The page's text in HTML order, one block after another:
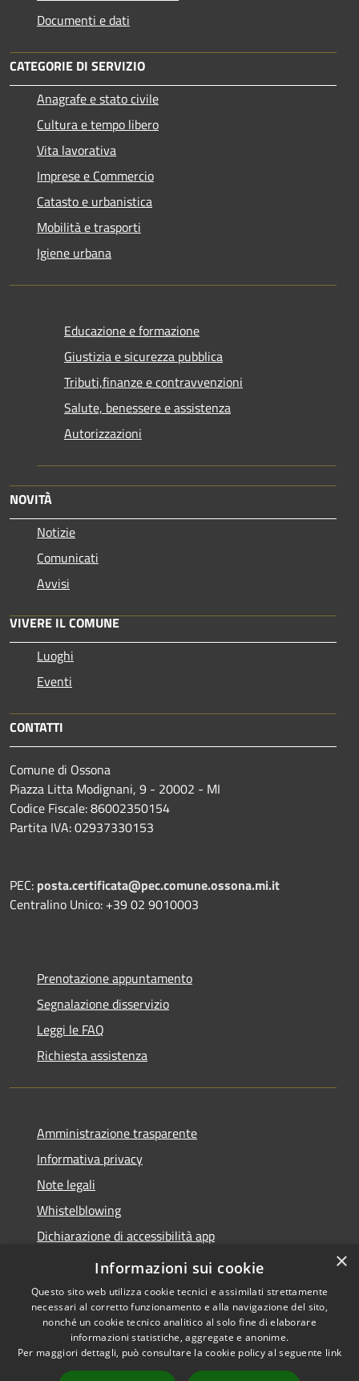
Documenti e dati
CATEGORIE DI SERVIZIO
Anagrafe e stato civile
Cultura e tempo libero
Vita lavorativa
Imprese e Commercio
Catasto e urbanistica
Mobilità e trasporti
Igiene urbana
Educazione e formazione
Giustizia e sicurezza pubblica
Tributi,finanze e contravvenzioni
Salute, benessere e assistenza
Autorizzazioni
NOVITÀ
Notizie
Comunicati
Avvisi
VIVERE IL COMUNE
Luoghi
Eventi
CONTATTI
Comune di Ossona
Piazza Litta Modignani, 9 - 20002 - MI
Codice Fiscale: 86002350154
Partita IVA: 02937330153
PEC: posta.certificata@pec.comune.ossona.mi.it
Centralino Unico: +39 02 9010003
Prenotazione appuntamento
Segnalazione disservizio
Leggi le FAQ
Richiesta assistenza
Amministrazione trasparente
Informativa privacy
Note legali
Whistelblowing
Dichiarazione di accessibilità app
Dichiarazione di accessibilità sito
Accessibilità
Copyright © 2026 • Comune di
Ossona • Powered by
×
Informazioni sui cookie
Questo sito web utilizza cookie tecnici e assimilati strettamente
necessari al corretto funzionamento e alla navigazione del sito,
nonché un cookie tecnico analitico al solo fine di elaborare
informazioni statistiche, aggregate e anonime.
Per maggiori dettagli, può consultare la cookie policy al seguente link